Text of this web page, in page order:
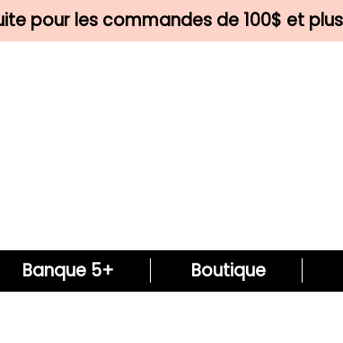
pour les commandes de 100$ et plus
Banque 5+ Boutique